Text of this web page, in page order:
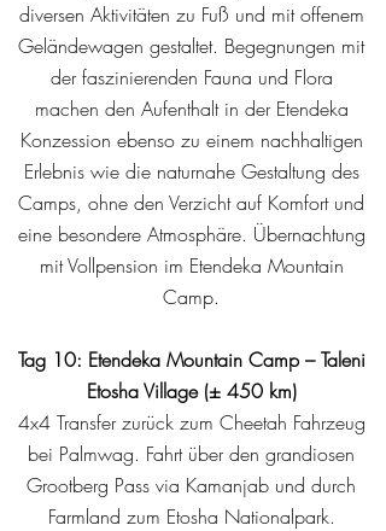
diversen Aktivitäten zu Fuß und mit offenem
Geländewagen gestaltet. Begegnungen mit
der faszinierenden Fauna und Flora
machen den Aufenthalt in der Etendeka
Konzession ebenso zu einem nachhaltigen
Erlebnis wie die naturnahe Gestaltung des
Camps, ohne den Verzicht auf Komfort und
eine besondere Atmosphäre. Übernachtung
mit Vollpension im Etendeka Mountain
Camp.
Tag 10: Etendeka Mountain Camp – Taleni
Etosha Village (± 450 km)
4x4 Transfer zurück zum Cheetah Fahrzeug
bei Palmwag. Fahrt über den grandiosen
Grootberg Pass via Kamanjab und durch
Farmland zum Etosha Nationalpark.